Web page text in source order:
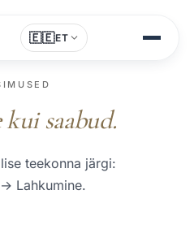
🇪🇪ET
kui saabud.
teekonna järgi:
Lahkumine.